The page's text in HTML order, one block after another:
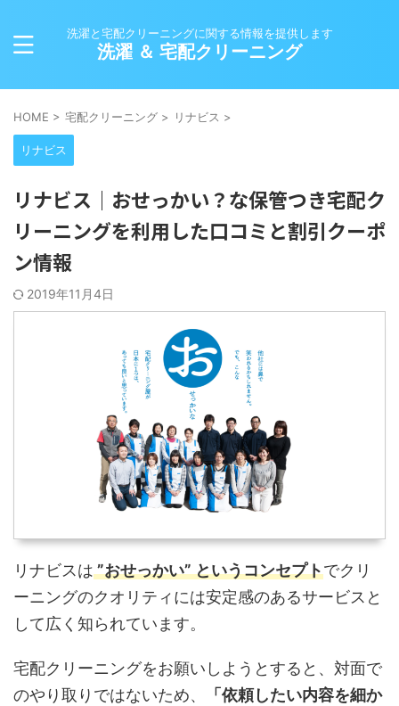
洗濯と宅配クリーニングに関する情報を提供します
洗濯 ＆ 宅配クリーニング
HOME > 宅配クリーニング > リナビス >
リナビス
リナビス｜おせっかい？な保管つき宅配ク
リーニングを利用した口コミと割引クーポ
ン情報
2019年11月4日
リナビスは ”おせっかい” というコンセプトでクリ
ーニングのクオリティには安定感のあるサービスと
して広く知られています。
宅配クリーニングをお願いしようとすると、対面で
のやり取りではないため、
「依頼したい内容を細か